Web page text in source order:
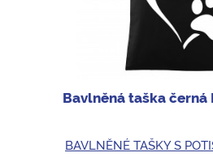
Bavlněná taška černá
BAVLNĚNÉ TAŠKY S